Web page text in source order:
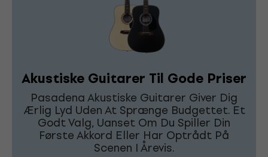
Akustiske Guitarer Til Gode Priser
Pasadena Akustiske Guitarer Giver Dig
Ærlig Lyd Uden At Sprænge Budgettet. Et
Godt Valg, Uanset Om Du Spiller Din
Første Akkord Eller Har Optrådt På
Scenen I Årevis.